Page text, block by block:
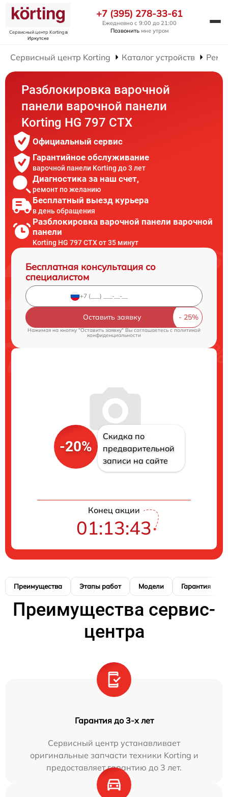
Сервисный центр Kortingв
Иркутске
+7 (395) 278-33-61
Ежедневно с 9:00 до 21:00
Позвонить мне утром
Сервисный центр Korting Каталог устройств
Разблокировка варочной
панели варочной панели
Korting HG 797 CTX
Официальный сервис
Гарантийное обслуживание
варочной панели Korting до 3 лет
Диагностика за наш счет,
ремонт по желанию
Бесплатный выезд курьера
в день обращения
Разблокировка варочной панели варочной
панели
Korting HG 797 CTX от 35 минут
Бесплатная консультация со
специалистом
Оставить заявку
Нажимая на кнопку "Оставить заявку" Вы соглашаетесь cполитикой
конфиденциальности
-20%
Скидка по
предварительной
записи на сайте
Конец акции
01:13:42
Преимущества Этапы работ Модели Гарантия
Преимущества сервис-
центра
Гарантия до 3-х лет
Сервисный центр устанавливает
оригинальные запчасти техники Korting и
предоставляет гарантию до 3 лет.